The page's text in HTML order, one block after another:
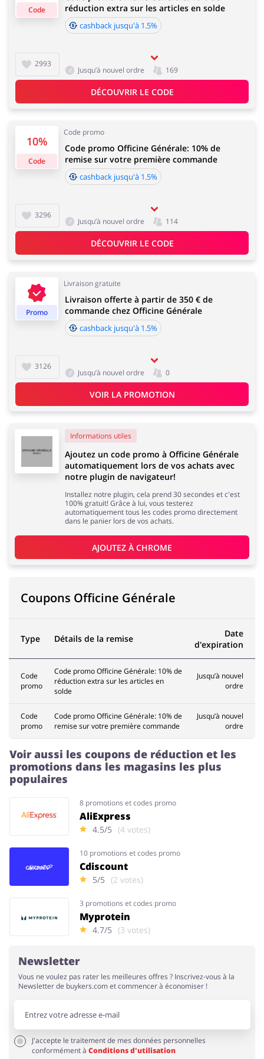
Sports & Loisirs Maison & Jardin
Bijoux & Accessoires
Grands Magasins Tourisme
Électronique &
Électroménager
Santé & Beauté
Animaux Chaussures
Services & Voitures Enfants
Officine Générale est de 60 à 90 jours.
Code
2993
réduction extra sur les articles en solde
cashback jusqu'à 1.5%
Jusqu’à nouvel ordre 169
DÉCOUVRIR LE CODE
10%
Code
Code promo
3296
Code promo Officine Générale: 10% de
remise sur votre première commande
cashback jusqu'à 1.5%
Jusqu’à nouvel ordre 114
DÉCOUVRIR LE CODE
Promo
Livraison gratuite
3126
Livraison offerte à partir de 350 € de
commande chez Officine Générale
cashback jusqu'à 1.5%
Jusqu’à nouvel ordre 0
VOIR LA PROMOTION
Informations utiles
Ajoutez un code promo à Officine Générale
automatiquement lors de vos achats avec
notre plugin de navigateur!
Installez notre plugin, cela prend 30 secondes et c'est
100% gratuit! Grâce à lui, vous testerez
automatiquement tous les codes promo directement
dans le panier lors de vos achats.
AJOUTEZ À CHROME
Coupons Officine Générale
Type Détails de la remise
Date
d'expiration
Code
promo
Code promo Officine Générale: 10% de
réduction extra sur les articles en
solde
Jusqu’à nouvel
ordre
Code
promo
Code promo Officine Générale: 10% de
remise sur votre première commande
Jusqu’à nouvel
ordre
Voir aussi les coupons de réduction et les
promotions dans les magasins les plus
populaires
8 promotions et codes promo
AliExpress
4.5/5 (4 votes)
10 promotions et codes promo
Cdiscount
5/5 (2 votes)
3 promotions et codes promo
Myprotein
4.7/5 (3 votes)
Newsletter
Vous ne voulez pas rater les meilleures offres ? Inscrivez-vous à la
Newsletter de buykers.com et commencer à économiser !
J'accepte le traitement de mes données personnelles
conformément à Conditions d'utilisation